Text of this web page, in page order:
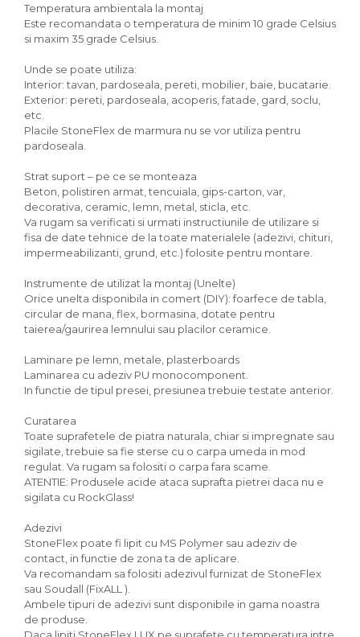
Temperatura ambientala la montaj
Este recomandata o temperatura de minim 10 grade Celsius
si maxim 35 grade Celsius.
Unde se poate utiliza:
Interior: tavan, pardoseala, pereti, mobilier, baie, bucatarie.
Exterior: pereti, pardoseala, acoperis, fatade, gard, soclu,
etc.
Placile StoneFlex de marmura nu se vor utiliza pentru
pardoseala.
Strat suport – pe ce se monteaza
Beton, polistiren armat, tencuiala, gips-carton, var,
decorativa, ceramic, lemn, metal, sticla, etc.
Va rugam sa verificati si urmati instructiunile de utilizare si
fisa de date tehnice de la toate materialele (adezivi, chituri,
impermeabilizanti, grund, etc.) folosite pentru montare.
Instrumente de utilizat la montaj (Unelte)
Orice unelta disponibila in comert (DIY): foarfece de tabla,
circular de mana, flex, bormasina, dotate pentru
taierea/gaurirea lemnului sau placilor ceramice.
Laminare pe lemn, metale, plasterboards
Laminarea cu adeziv PU monocomponent.
In functie de tipul presei, presiunea trebuie testate anterior.
Curatarea
Toate suprafetele de piatra naturala, chiar si impregnate sau
sigilate, trebuie sa fie sterse cu o carpa umeda in mod
regulat. Va rugam sa folositi o carpa fara scame.
ATENTIE: Produsele acide ataca suprafta pietrei daca nu e
sigilata cu RockGlass!
Adezivi
StoneFlex poate fi lipit cu MS Polymer sau adeziv de
contact, in functie de zona ta de aplicare.
Va recomandam sa folositi adezivul furnizat de StoneFlex
sau Soudall (FixALL ).
Ambele tipuri de adezivi sunt disponibile in gama noastra
de produse.